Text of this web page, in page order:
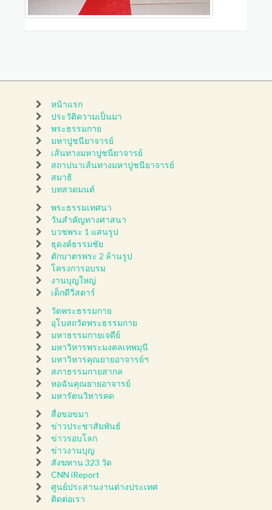
หน้าแรก
ประวัติความเป็นมา
พระธรรมกาย
มหาปูชนียาจารย์
เส้นทางมหาปูชนียาจารย์
สถาปนาเส้นทางมหาปูชนียาจารย์
สมาธิ
บทสวดมนต์
พระธรรมเทศนา
วันสำคัญทางศาสนา
บวชพระ 1 แสนรูป
ธุดงค์ธรรมชัย
ตักบาตรพระ 2 ล้านรูป
โครงการอบรม
งานบุญใหญ่
เด็กดีวีสตาร์
วัดพระธรรมกาย
อุโบสถวัดพระธรรมกาย
มหาธรรมกายเจดีย์
มหาวิหารพระมงคลเทพมุนี
มหาวิหารคุณยายอาจารย์ฯ
สภาธรรมกายสากล
หอฉันคุณยายอาจารย์
มหารัตนวิหารคด
สื่อขอขมา
ข่าวประชาสัมพันธ์
ข่าวรอบโลก
ข่าวงานบุญ
สังฆทาน 323 วัด
CNN iReport
ศูนย์ประสานงานต่างประเทศ
ติดต่อเรา